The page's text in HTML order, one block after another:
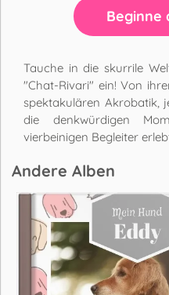
Beginne
Tauche in die skurrile
"Chat-Rivari" ein! Von
spektakulären Akrobatik,
die denkwürdigen
vierbeinigen Begleiter
Andere Alben